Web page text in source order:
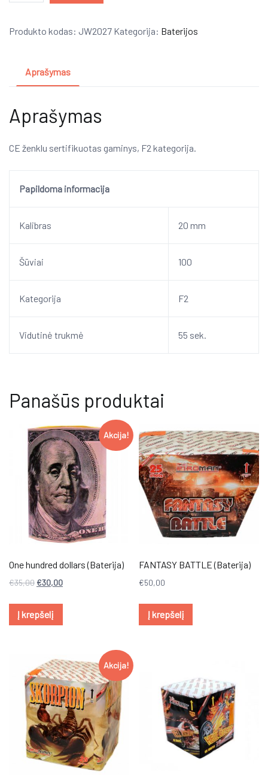
kiekis:
Produkto kodas: JW2027 Kategorija: Baterijos
Aprašymas
Aprašymas
CE ženklu sertifikuotas gaminys, F2 kategorija.
Papildoma informacija
Kalibras 20 mm
Šūviai 100
Kategorija F2
Vidutinė trukmė 55 sek.
Panašūs produktai
Akcija!
One hundred dollars (Baterija)
€35,00 €30,00
Į krepšelį
FANTASY BATTLE (Baterija)
€50,00
Į krepšelį
Akcija!